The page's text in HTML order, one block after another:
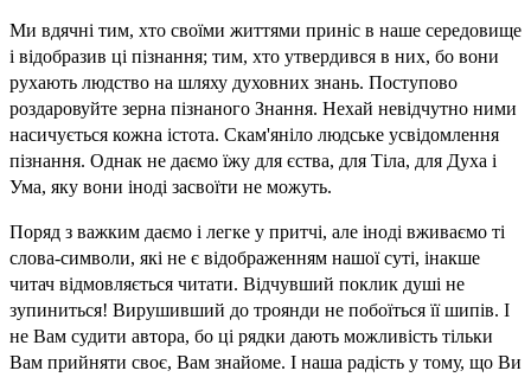
Ми вдячні тим, хто своїми життями приніс в наше середовище
і відобразив ці пізнання; тим, хто утвердився в них, бо вони
рухають людство на шляху духовних знань. Поступово
роздаровуйте зерна пізнаного Знання. Нехай невідчутно ними
насичується кожна істота. Скам'яніло людське усвідомлення
пізнання. Однак не даємо їжу для єства, для Тіла, для Духа і
Ума, яку вони іноді засвоїти не можуть.
Поряд з важким даємо і легке у притчі, але іноді вживаємо ті
слова-символи, які не є відображенням нашої суті, інакше
читач відмовляється читати. Відчувший поклик душі не
зупиниться! Вирушивший до троянди не побоїться її шипів. І
не Вам судити автора, бо ці рядки дають можливість тільки
Вам прийняти своє, Вам знайоме. І наша радість у тому, що Ви